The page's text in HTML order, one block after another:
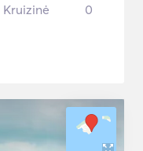
Kruizinė 0